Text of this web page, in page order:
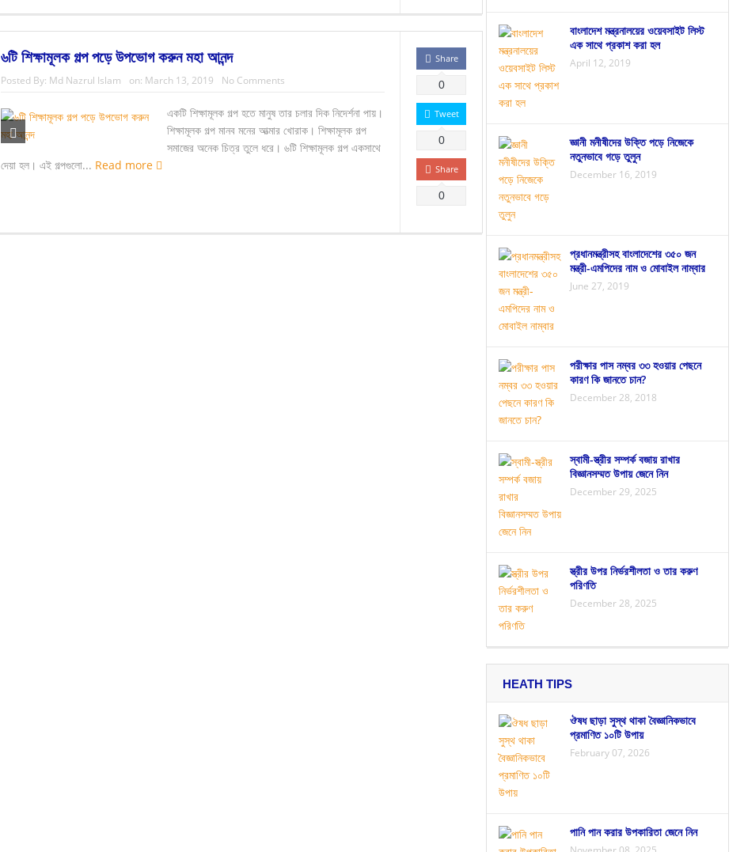
৬টি শিক্ষামূলক গল্প পড়ে উপভোগ করুন মহা আনন্দ
Posted By: Md Nazrul Islam on: March 13, 2019 No Comments
একটি শিক্ষামূলক গল্প হতে মানুষ তার চলার দিক নিদের্শনা পায়।
শিক্ষামূলক গল্প মানব মনের আত্মার খোরাক। শিক্ষামূলক গল্প
সমাজের অনেক চিত্র তুলে ধরে। ৬টি শিক্ষামূলক গল্প একসাথে
দেয়া হল। এই গল্পগুলো... Read more
Share
0
Tweet
0
Share
0
বাংলাদেশ মন্ত্রনালয়ের ওয়েবসাইট লিস্ট
এক সাথে প্রকাশ করা হল
April 12, 2019
জ্ঞানী মনীষীদের উক্তি পড়ে নিজেকে
নতুনভাবে গড়ে তুলুন
December 16, 2019
প্রধানমন্ত্রীসহ বাংলাদেশের ৩৫০ জন
মন্ত্রী-এমপিদের নাম ও মোবাইল নাম্বার
June 27, 2019
পরীক্ষার পাস নম্বর ৩৩ হওয়ার পেছনে
কারণ কি জানতে চান?
December 28, 2018
স্বামী-স্ত্রীর সম্পর্ক বজায় রাখার
বিজ্ঞানসম্মত উপায় জেনে নিন
December 29, 2025
স্ত্রীর উপর নির্ভরশীলতা ও তার করুণ
পরিণতি
December 28, 2025
HEATH TIPS
ঔষধ ছাড়া সুস্থ থাকা বৈজ্ঞানিকভাবে
প্রমাণিত ১০টি উপায়
February 07, 2026
পানি পান করার উপকারিতা জেনে নিন